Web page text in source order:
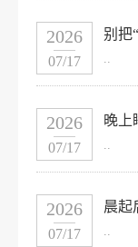
2026
07/17 ..
2026
07/17 ..
2026
07/17
晨起
..